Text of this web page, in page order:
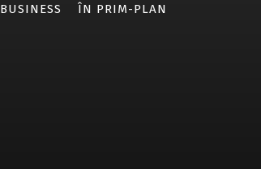
BUSINESS ÎN PRIM-PLAN